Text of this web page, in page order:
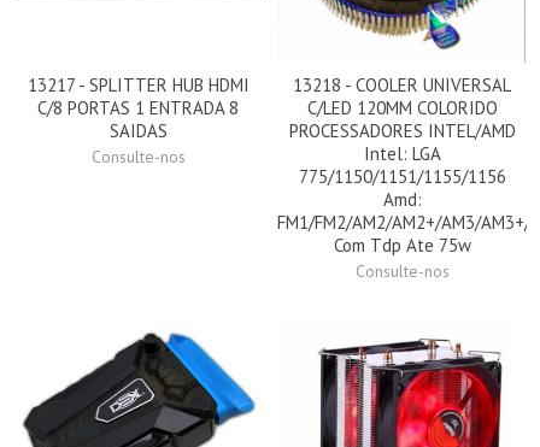
13217 - SPLITTER HUB HDMI
C/8 PORTAS 1 ENTRADA 8
SAIDAS
Consulte-nos
13218 - COOLER UNIVERSAL
C/LED 120MM COLORIDO
PROCESSADORES INTEL/AMD
Intel: LGA
775/1150/1151/1155/1156
Amd:
FM1/FM2/AM2/AM2+/AM3/AM3+/
Com Tdp Ate 75w
Consulte-nos